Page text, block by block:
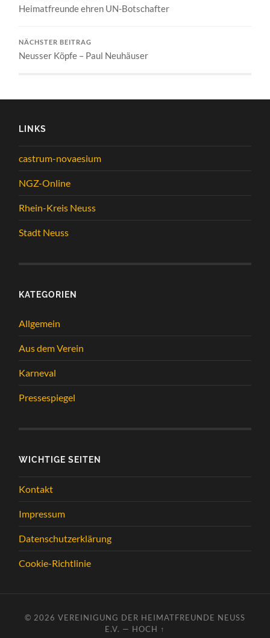
Heimatfreunde ehren UN-Botschafter
NÄCHSTER BEITRAG
Neusser Köpfe – Paul Neuhäuser
LINKS
castrum-novaesium
NGZ-Online
Rhein-Kreis Neuss
Stadt Neuss
KATEGORIEN
Allgemein
Aus dem Verein
Karneval
Pressespiegel
WICHTIGE SEITEN
Kontakt
Impressum
Datenschutzerklärung
Cookie-Richtlinie
© 2026 VEREINIGUNG DER HEIMATFREUNDE NEUSS
E.V. — HOCH ↑